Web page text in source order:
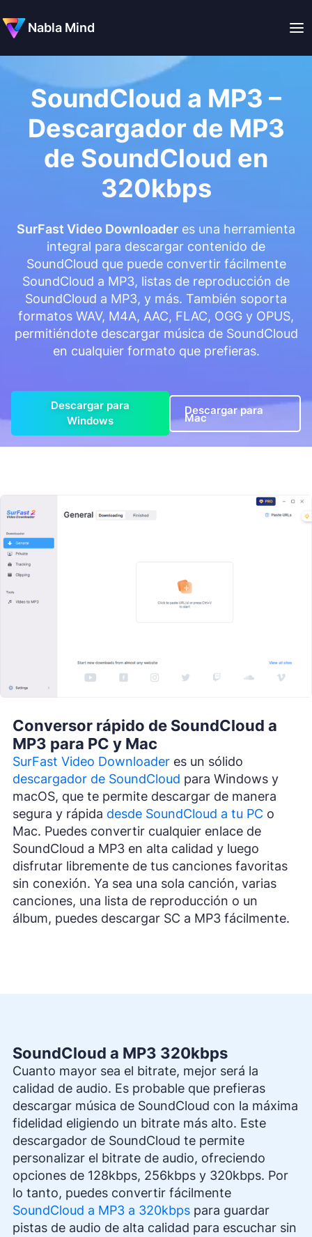
Nabla Mind
SoundCloud a MP3 –
Descargador de MP3
de SoundCloud en
320kbps
SurFast Video Downloader es una herramienta
integral para descargar contenido de
SoundCloud que puede convertir fácilmente
SoundCloud a MP3, listas de reproducción de
SoundCloud a MP3, y más. También soporta
formatos WAV, M4A, AAC, FLAC, OGG y OPUS,
permitiéndote descargar música de SoundCloud
en cualquier formato que prefieras.
Descargar para
Windows
Descargar para
Mac
Conversor rápido de SoundCloud a
MP3 para PC y Mac
SurFast Video Downloader es un sólido
descargador de SoundCloud para Windows y
macOS, que te permite descargar de manera
segura y rápida desde SoundCloud a tu PC o
Mac. Puedes convertir cualquier enlace de
SoundCloud a MP3 en alta calidad y luego
disfrutar libremente de tus canciones favoritas
sin conexión. Ya sea una sola canción, varias
canciones, una lista de reproducción o un
álbum, puedes descargar SC a MP3 fácilmente.
SoundCloud a MP3 320kbps
Cuanto mayor sea el bitrate, mejor será la
calidad de audio. Es probable que prefieras
descargar música de SoundCloud con la máxima
fidelidad eligiendo un bitrate más alto. Este
descargador de SoundCloud te permite
personalizar el bitrate de audio, ofreciendo
opciones de 128kbps, 256kbps y 320kbps. Por
lo tanto, puedes convertir fácilmente
SoundCloud a MP3 a 320kbps para guardar
pistas de audio de alta calidad para escuchar sin